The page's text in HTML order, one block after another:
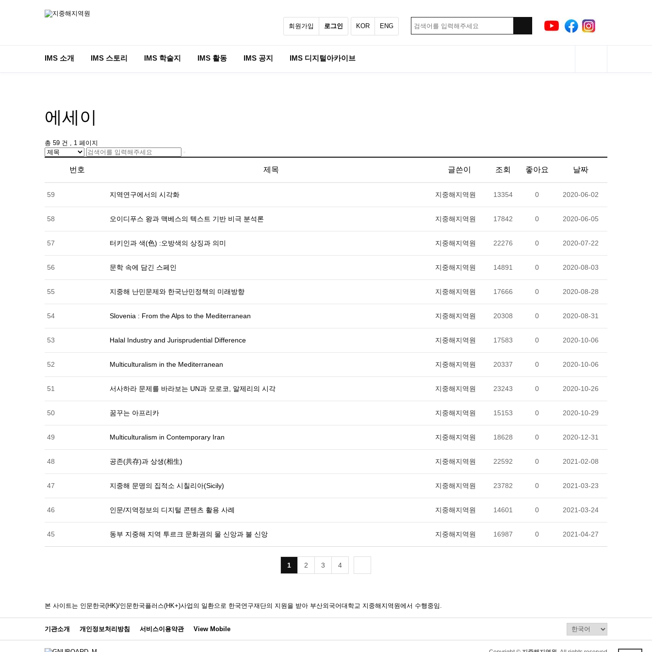
회원가입 로그인 KOR ENG
IMS 소개 IMS 스토리 IMS 학술지 IMS 활동 IMS 공지 IMS 디지털아카이브
에세이
총 59 건 , 1 페이지
번호 제목 글쓴이 조회 좋아요 날짜
59 지역연구에서의 시각화 지중해지역원 13354 0 2020-06-02
58 오이디푸스 왕과 맥베스의 텍스트 기반 비극 분석론 지중해지역원 17842 0 2020-06-05
57 터키인과 색(色) :오방색의 상징과 의미 지중해지역원 22276 0 2020-07-22
56 문학 속에 담긴 스페인 지중해지역원 14891 0 2020-08-03
55 지중해 난민문제와 한국난민정책의 미래방향 지중해지역원 17666 0 2020-08-28
54 Slovenia : From the Alps to the Mediterranean 지중해지역원 20308 0 2020-08-31
53 Halal Industry and Jurisprudential Difference 지중해지역원 17583 0 2020-10-06
52 Multiculturalism in the Mediterranean 지중해지역원 20337 0 2020-10-06
51 서사하라 문제를 바라보는 UN과 모로코, 알제리의 시각 지중해지역원 23243 0 2020-10-26
50 꿈꾸는 아프리카 지중해지역원 15153 0 2020-10-29
49 Multiculturalism in Contemporary Iran 지중해지역원 18628 0 2020-12-31
48 공존(共存)과 상생(相生) 지중해지역원 22592 0 2021-02-08
47 지중해 문명의 집적소 시칠리아(Sicily) 지중해지역원 23782 0 2021-03-23
46 인문/지역정보의 디지털 콘텐츠 활용 사례 지중해지역원 14601 0 2021-03-24
45 동부 지중해 지역 투르크 문화권의 물 신앙과 불 신앙 지중해지역원 16987 0 2021-04-27
1 2 3 4
본 사이트는 인문한국(HK)/인문한국플러스(HK+)사업의 일환으로 한국연구재단의 지원을 받아 부산외국어대학교 지중해지역원에서 수행중임.
기관소개 개인정보처리방침 서비스이용약관 View Mobile